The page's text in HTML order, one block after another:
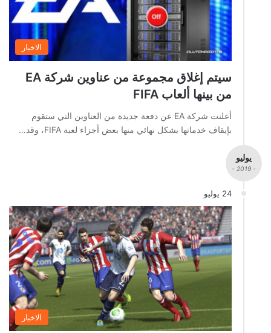
الاخبار
سيتم إغلاق مجموعة من عناوين شركة EA
من بينها ألعاب FIFA
أعلنت شركة EA عن دفعة جديدة من العناوين التي ستقوم
بإيقاف خدماتها بشكل نهائي منها بعض أجزاء لعبة FIFA، وقد…
يوليو
- 2019 -
24 يوليو
الاخبار